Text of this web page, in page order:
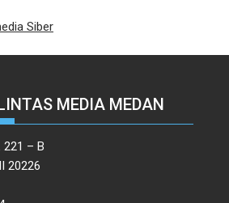
Siber
MEDIA MEDAN
221 – B
20226